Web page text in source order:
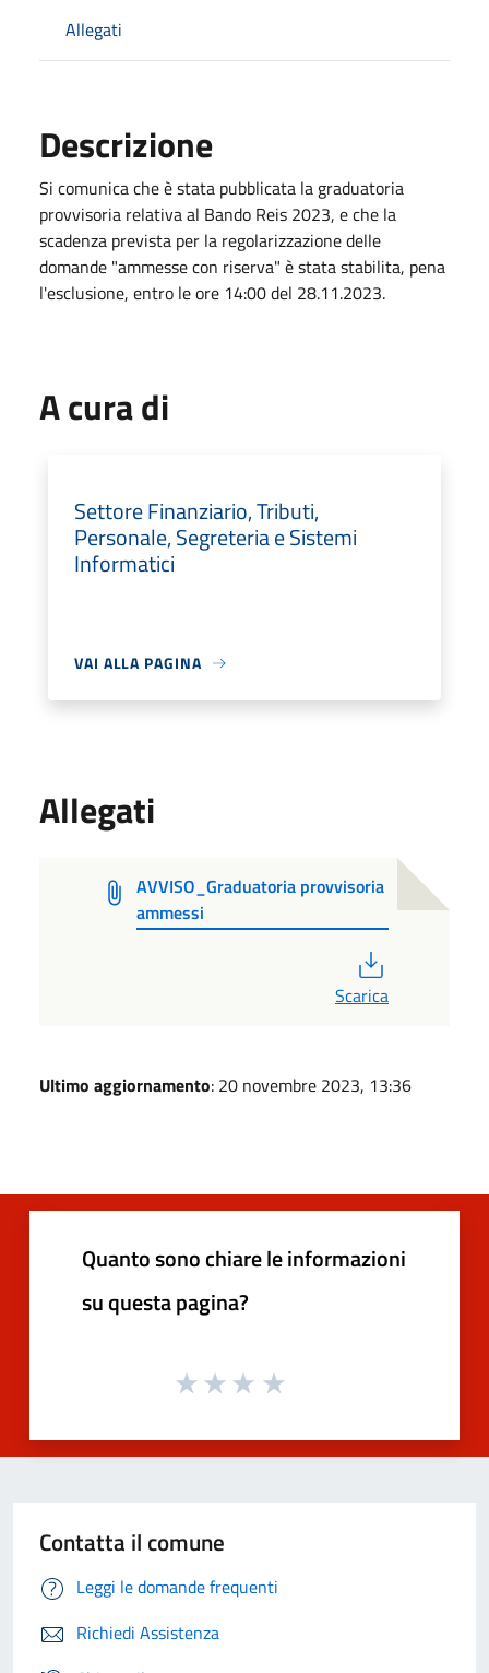
Allegati
Descrizione
Si comunica che è stata pubblicata la graduatoria
provvisoria relativa al Bando Reis 2023, e che la
scadenza prevista per la regolarizzazione delle
domande "ammesse con riserva" è stata stabilita, pena
l'esclusione, entro le ore 14:00 del 28.11.2023.
A cura di
Settore Finanziario, Tributi,
Personale, Segreteria e Sistemi
Informatici
VAI ALLA PAGINA
Allegati
AVVISO_Graduatoria provvisoria
ammessi
Scarica
Ultimo aggiornamento: 20 novembre 2023, 13:36
Quanto sono chiare le informazioni
su questa pagina?
Contatta il comune
Leggi le domande frequenti
Richiedi Assistenza